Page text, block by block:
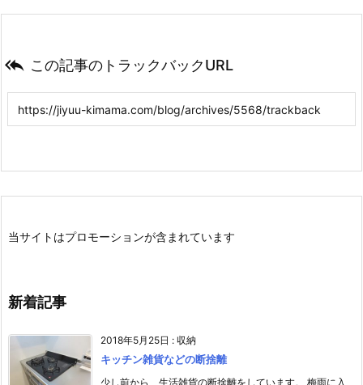
 この記事のトラックバックURL
当サイトはプロモーションが含まれています
新着記事
2018年5月25日 : 収納
キッチン雑貨などの断捨離
少し前から、生活雑貨の断捨離をしています。 梅雨に入